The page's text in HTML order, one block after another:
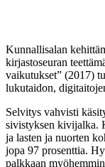
Kunnallisalan
kirjastoseuran
vaikutukset” (2017)
lukutaidon,
Selvitys vahvisti
sivistyksen kivijalka.
ja lasten ja nuorten
jopa 97 prosenttia.
palkkaan